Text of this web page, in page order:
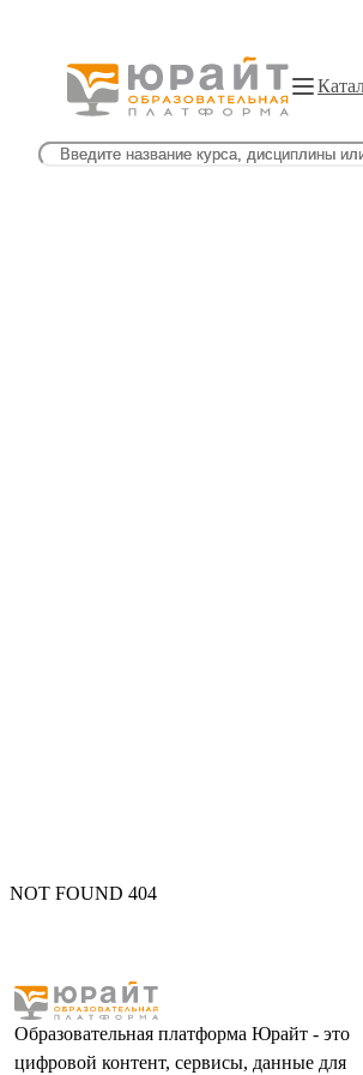
NOT FOUND 404
Образовательная платформа Юрайт - это
цифровой контент, сервисы, данные для